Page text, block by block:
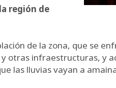
región de
de la zona, que se
otras infraestructuras, y
las lluvias vayan a